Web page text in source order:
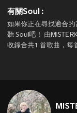
有關Soul :
如果你正在尋找適合
聽 Soul吧！ 由
收錄合共1 首歌曲，每